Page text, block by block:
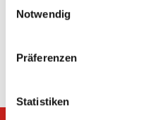
Information dazu und die
Notwendig
Präferenzen
Statistiken